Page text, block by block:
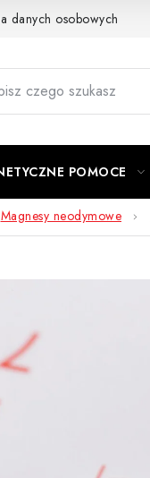
danych osobowych
POMOCE
Magnesy neodymowe